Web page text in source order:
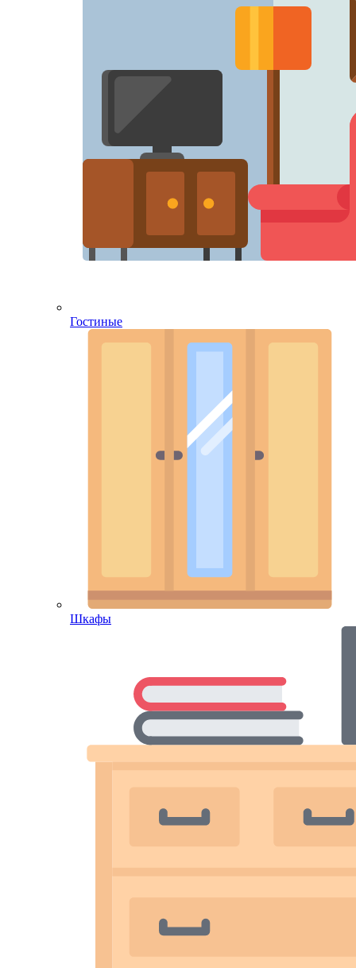
Гостиные
Шкафы